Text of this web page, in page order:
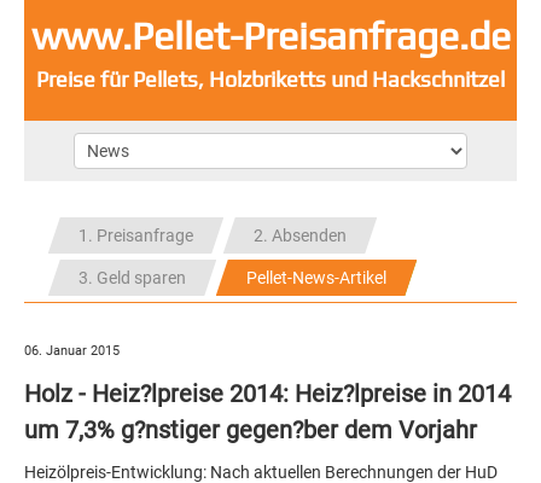
www.Pellet-Preisanfrage.de
Preise für Pellets, Holzbriketts und Hackschnitzel
1. Preisanfrage 2. Absenden
3. Geld sparen Pellet-News-Artikel
06. Januar 2015
Holz - Heiz?lpreise 2014: Heiz?lpreise in 2014
um 7,3% g?nstiger gegen?ber dem Vorjahr
Heizölpreis-Entwicklung: Nach aktuellen Berechnungen der HuD